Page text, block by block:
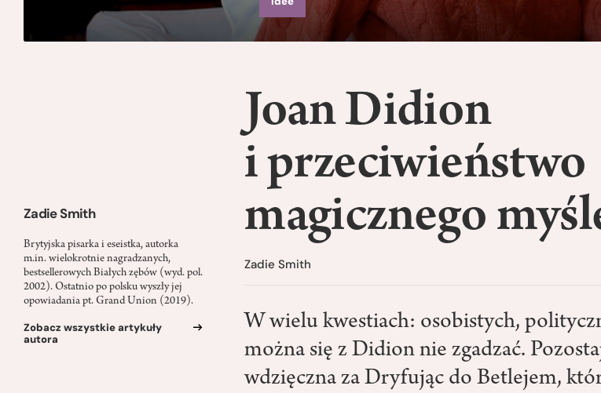
Zadie Smith
Brytyjska pisarka i eseistka, autorka
m.in. wielokrotnie nagradzanych,
bestsellerowych Białych zębów (wyd. pol.
2002). Ostatnio po polsku wyszły jej
opowiadania pt. Grand Union (2019).
Zobacz wszystkie artykuły
autora
Joan Didion
i przeciwieństwo
magicznego
Zadie Smith
W wielu kwestiach: osobistych,
można się z Didion nie zgadzać.
wdzięczna za Dryfując do Betlejem,